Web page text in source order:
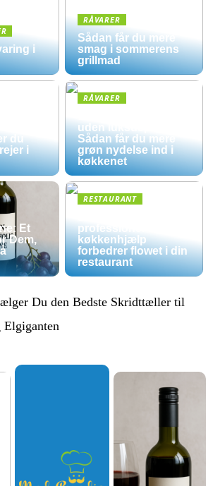
i
RÅVARER
Sådan får du mere
smag i sommerens
grillmad
du
i
RÅVARER
uden luksuspriser:
Sådan får du mere
grøn nydelse ind i
køkkenet
Et
Dem,
RESTAURANT
professionel
køkkenhjælp
forbedrer flowet i din
restaurant
Du den Bedste Skridttæller til